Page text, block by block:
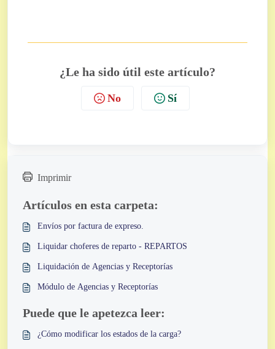
¿Le ha sido útil este artículo?
No Sí
Imprimir
Artículos en esta carpeta:
Envíos por factura de expreso.
Liquidar choferes de reparto - REPARTOS
Liquidación de Agencias y Receptorías
Módulo de Agencias y Receptorías
Puede que le apetezca leer:
¿Cómo modificar los estados de la carga?